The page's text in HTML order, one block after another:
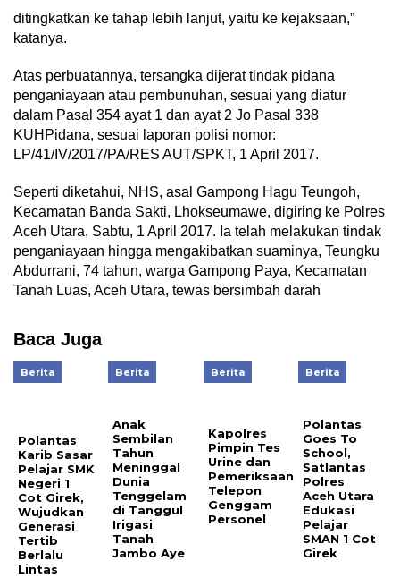
ditingkatkan ke tahap lebih lanjut, yaitu ke kejaksaan,”
katanya.
Atas perbuatannya, tersangka dijerat tindak pidana
penganiayaan atau pembunuhan, sesuai yang diatur
dalam Pasal 354 ayat 1 dan ayat 2 Jo Pasal 338
KUHPidana, sesuai laporan polisi nomor:
LP/41/IV/2017/PA/RES AUT/SPKT, 1 April 2017.
Seperti diketahui, NHS, asal Gampong Hagu Teungoh,
Kecamatan Banda Sakti, Lhokseumawe, digiring ke Polres
Aceh Utara, Sabtu, 1 April 2017. Ia telah melakukan tindak
penganiayaan hingga mengakibatkan suaminya, Teungku
Abdurrani, 74 tahun, warga Gampong Paya, Kecamatan
Tanah Luas, Aceh Utara, tewas bersimbah darah
Baca Juga
Berita
Polantas
Karib Sasar
Pelajar SMK
Negeri 1
Cot Girek,
Wujudkan
Generasi
Tertib
Berlalu
Lintas
Berita
Anak
Sembilan
Tahun
Meninggal
Dunia
Tenggelam
di Tanggul
Irigasi
Tanah
Jambo Aye
Berita
Kapolres
Pimpin Tes
Urine dan
Pemeriksaan
Telepon
Genggam
Personel
Berita
Polantas
Goes To
School,
Satlantas
Polres
Aceh Utara
Edukasi
Pelajar
SMAN 1 Cot
Girek